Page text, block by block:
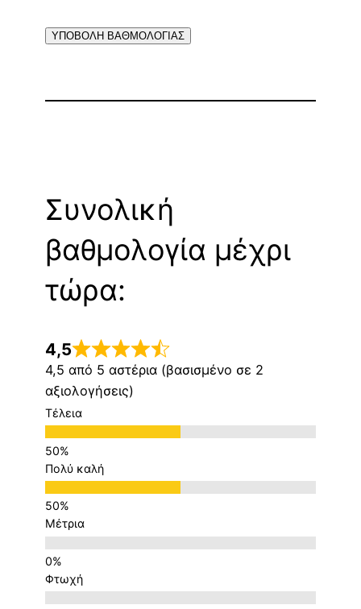
ΥΠΟΒΟΛΗ ΒΑΘΜΟΛΟΓΙΑΣ
Συνολική
βαθμολογία μέχρι
τώρα:
4,5
4,5 από 5 αστέρια (βασισμένο σε 2
αξιολογήσεις)
Τέλεια
Πολύ καλή
Μέτρια
Φτωχή